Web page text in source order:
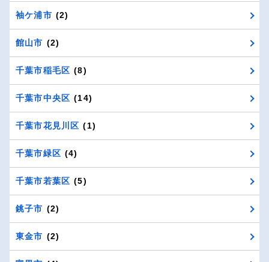
袖ケ浦市 (2)
館山市 (2)
千葉市稲毛区 (8)
千葉市中央区 (14)
千葉市花見川区 (1)
千葉市緑区 (4)
千葉市若葉区 (5)
銚子市 (2)
東金市 (2)